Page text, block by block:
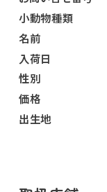
小動物種類
名前
入荷日
性別
価格
出生地